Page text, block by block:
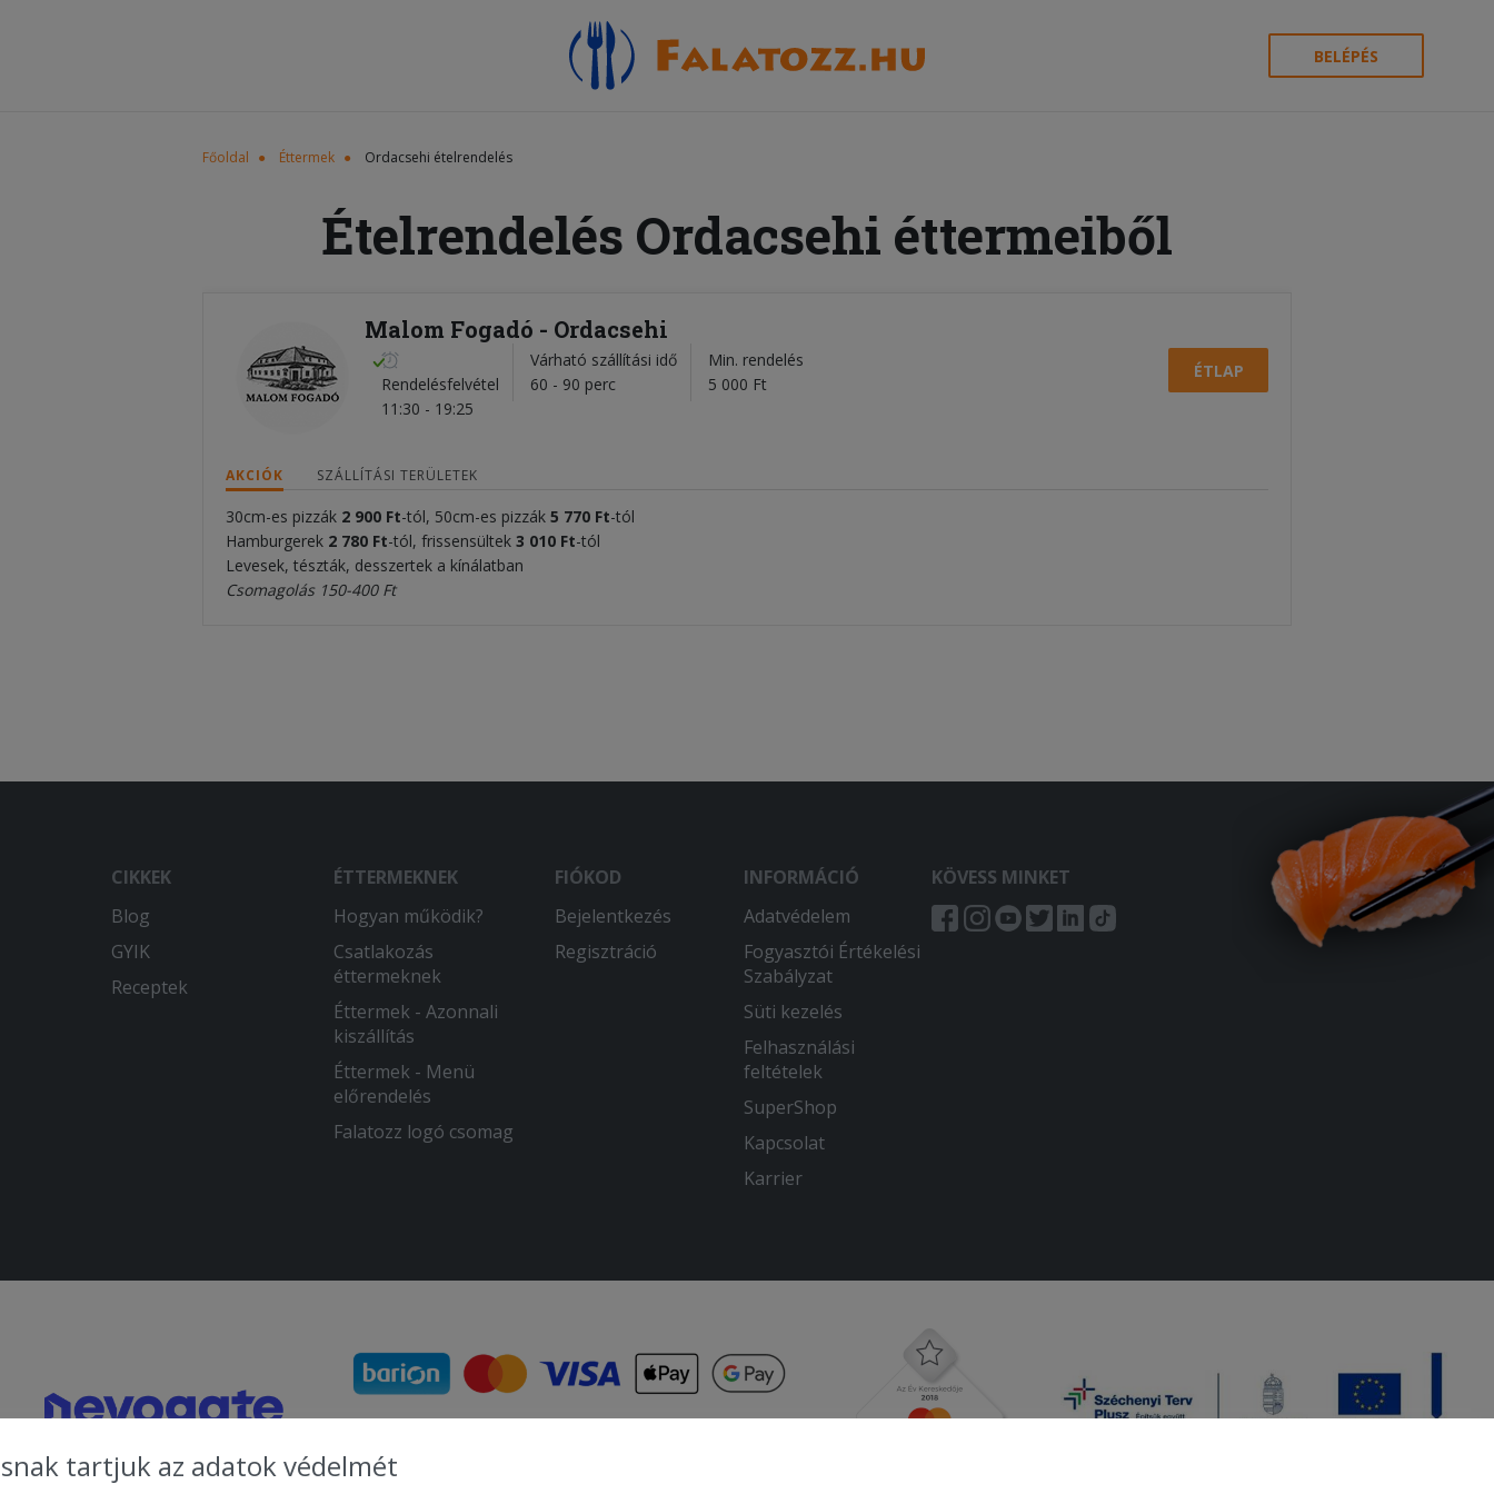
BELÉPÉS
Főoldal Éttermek Ordacsehi ételrendelés
Ételrendelés Ordacsehi éttermeiből
Malom Fogadó - Ordacsehi
Rendelésfelvétel
11:30 - 19:25
Várható szállítási idő
60 - 90 perc
Min. rendelés
5 000 Ft
ÉTLAP
AKCIÓK SZÁLLÍTÁSI TERÜLETEK
30cm-es pizzák 2 900 Ft-tól, 50cm-es pizzák 5 770 Ft-tól
Hamburgerek 2 780 Ft-tól, frissensültek 3 010 Ft-tól
Levesek, tészták, desszertek a kínálatban
Csomagolás 150-400 Ft
CIKKEK
Blog
GYIK
Receptek
ÉTTERMEKNEK
Hogyan működik?
Csatlakozás
éttermeknek
Éttermek - Azonnali
kiszállítás
Éttermek - Menü
előrendelés
Falatozz logó csomag
FIÓKOD
Bejelentkezés
Regisztráció
INFORMÁCIÓ
Adatvédelem
Fogyasztói Értékelési
Szabályzat
Süti kezelés
Felhasználási
feltételek
SuperShop
Kapcsolat
Karrier
KÖVESS MINKET
tartjuk az adatok védelmét